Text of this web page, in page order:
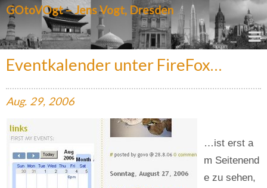
GOtoVOgt – Jens Vogt, Dresden
Eventkalender unter FireFox…
Aug. 29, 2006
…ist erst a
m Seitenend
e zu sehen,